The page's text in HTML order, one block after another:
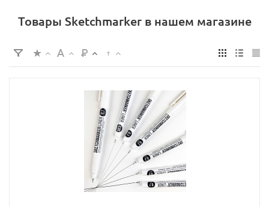
Товары Sketchmarker в нашем магазине